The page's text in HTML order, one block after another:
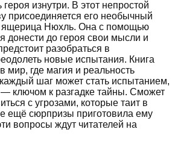
изнутри. В этот непростой
присоединяется его необычный
ящерица Нюхль. Она с помощью
донести до героя свои мысли и
разобраться в
новые испытания. Книга
мир, где магия и реальность
шаг может стать испытанием,
ключом к разгадке тайны. Сможет
с угрозами, которые таит в
ещё сюрпризы приготовила ему
вопросы ждут читателей на